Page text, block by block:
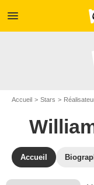
menu
Accueil Stars
Accueil